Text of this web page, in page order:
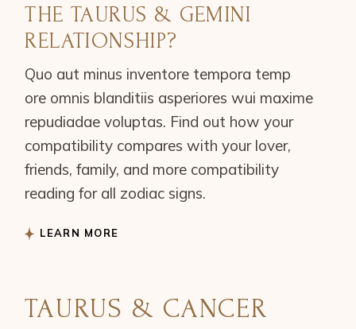
THE TAURUS & GEMINI
RELATIONSHIP?
Quo aut minus inventore tempora temp
ore omnis blanditiis asperiores wui maxime
repudiadae voluptas. Find out how your
compatibility compares with your lover,
friends, family, and more compatibility
reading for all zodiac signs.
LEARN MORE
TAURUS & CANCER